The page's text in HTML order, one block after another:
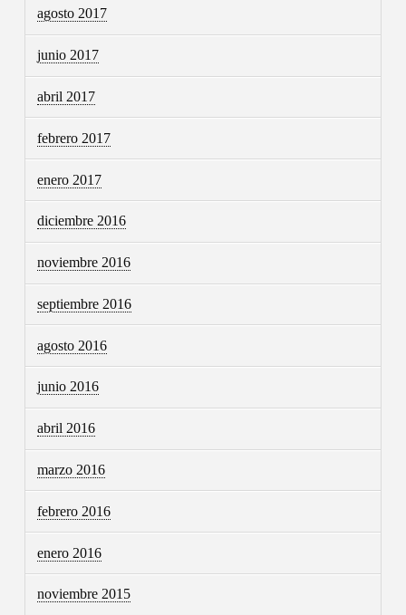
agosto 2017
junio 2017
abril 2017
febrero 2017
enero 2017
diciembre 2016
noviembre 2016
septiembre 2016
agosto 2016
junio 2016
abril 2016
marzo 2016
febrero 2016
enero 2016
noviembre 2015